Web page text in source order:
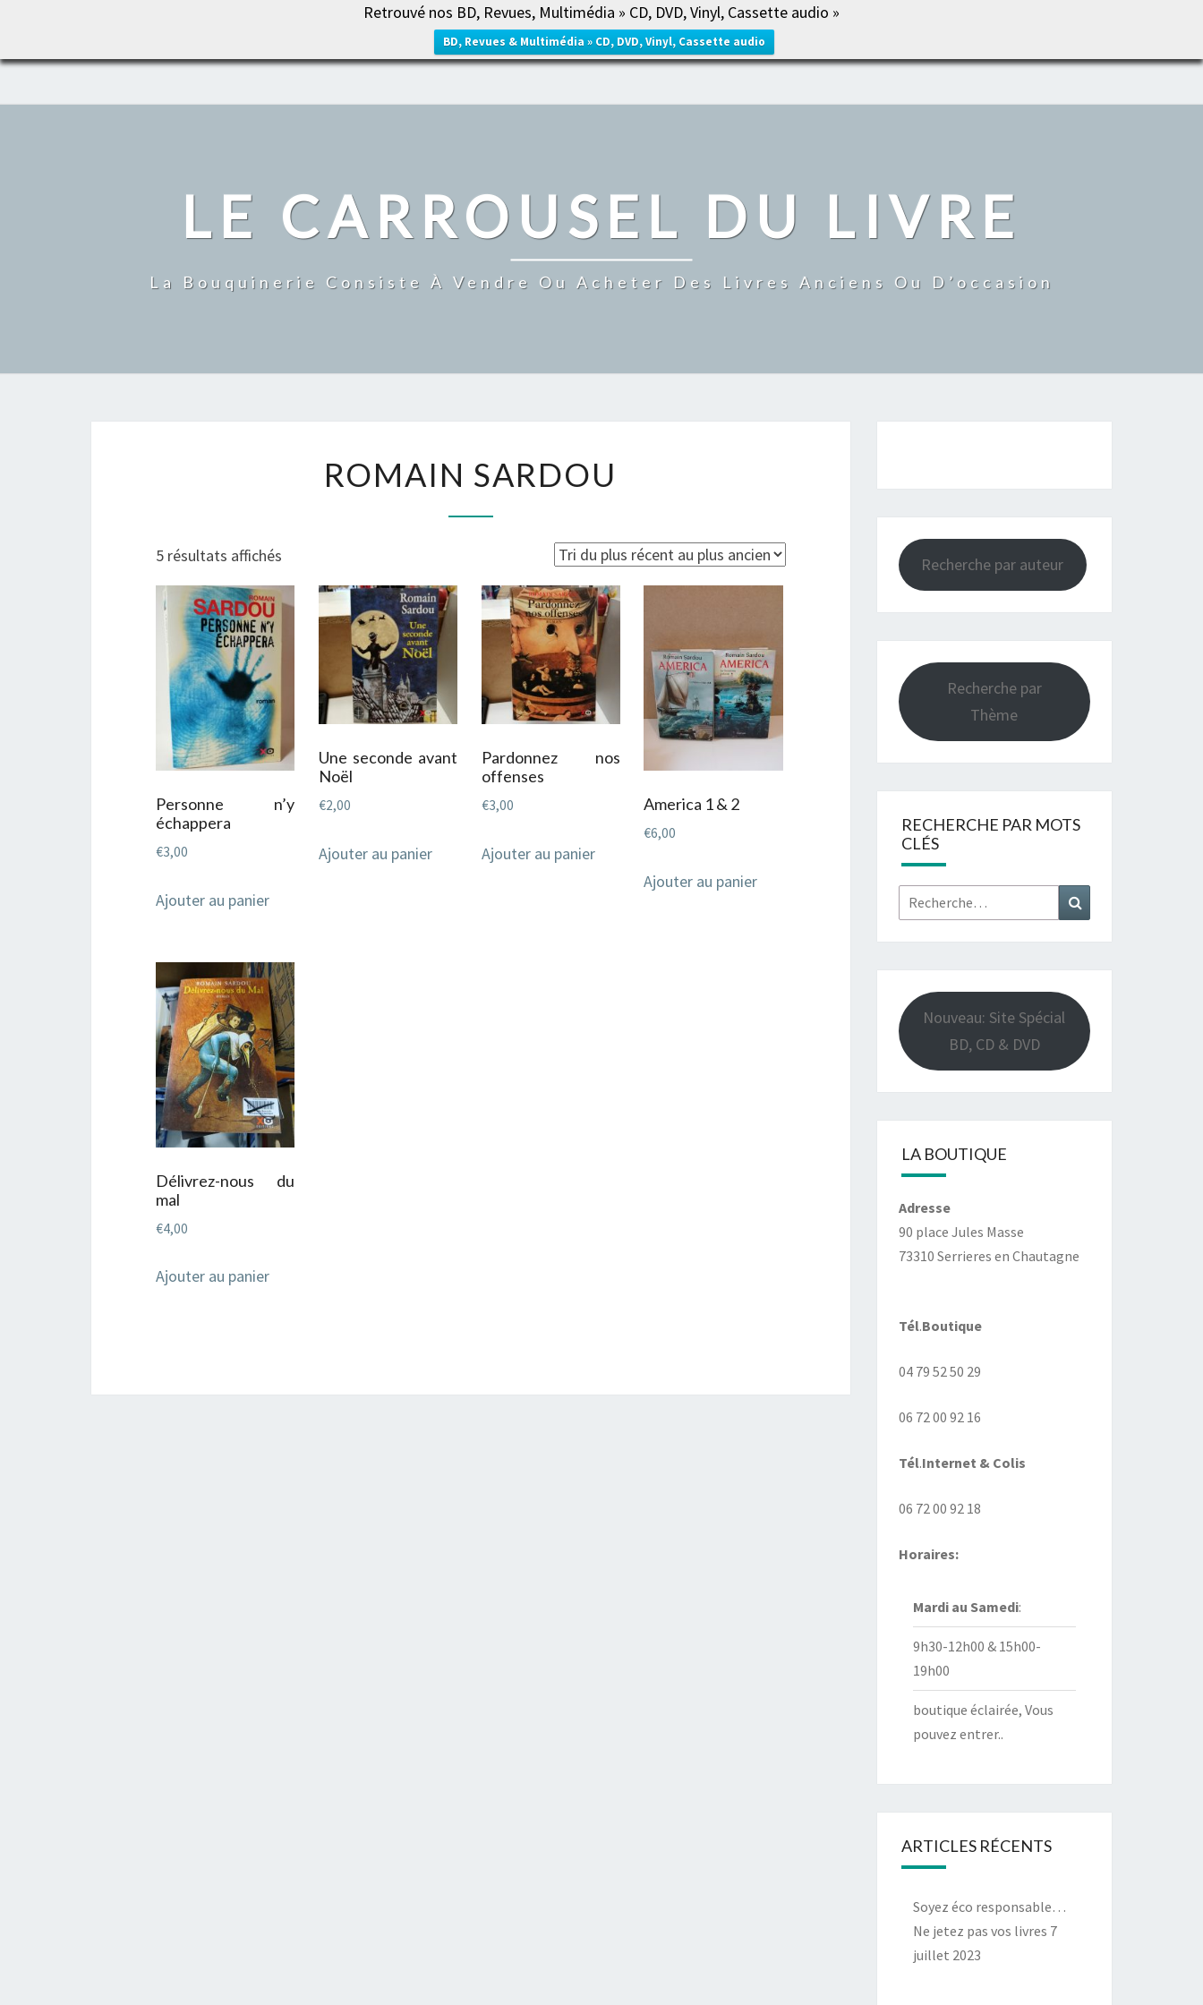
Retrouvé nos BD, Revues, Multimédia » CD, DVD, Vinyl, Cassette audio »
BD, Revues & Multimédia » CD, DVD, Vinyl, Cassette audio
ACCUEIL
LE CARROUSEL DU LIVRE
La Bouquinerie Consiste À Vendre Ou Acheter Des Livres Anciens Ou D’occasion
SARDOU
ROMAIN SARDOU
5 résultats affichés
du
plus
ancien
Personne n’y
échappera
€3,00
Ajouter au panier
Une seconde avant
Noël
€2,00
Ajouter au panier
Pardonnez nos
offenses
€3,00
Ajouter au panier
America 1 & 2
€6,00
Ajouter au panier
Délivrez-nous du
mal
€4,00
Ajouter au panier
Recherche par auteur
Recherche par
Thème
RECHERCHE PAR MOTS
CLÉS
Rechercher :
Nouveau: Site Spécial
BD, CD & DVD
LA BOUTIQUE
Adresse
90 place Jules Masse
73310 Serrieres en Chautagne
Tél.Boutique
04 79 52 50 29
06 72 00 92 16
Tél.Internet & Colis
06 72 00 92 18
Horaires:
Mardi au Samedi:
9h30-12h00 & 15h00-
19h00
boutique éclairée, Vous
pouvez entrer..
ARTICLES RÉCENTS
Soyez éco responsable…
Ne jetez pas vos livres 7
juillet 2023